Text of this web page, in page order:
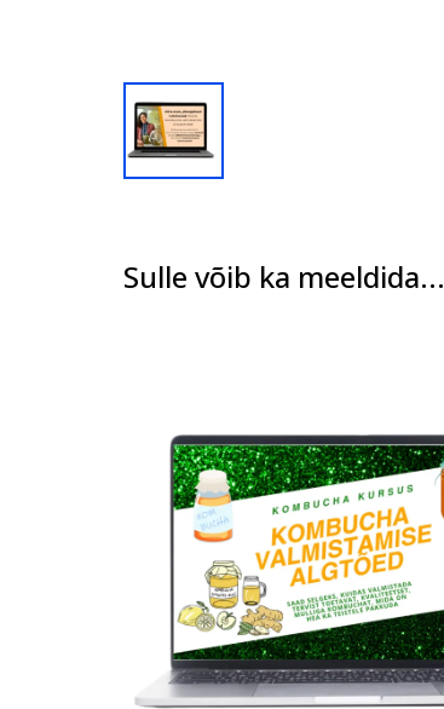
Sulle võib ka meeldida...